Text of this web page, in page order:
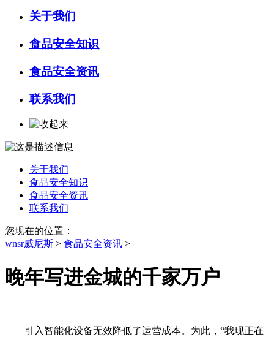
关于我们
食品安全知识
食品安全资讯
联系我们
关于我们
食品安全知识
食品安全资讯
联系我们
您现在的位置：
wnsr威尼斯 > 食品安全资讯 >
晚年写进金城的千家万户
引入智能化设备无效降低了运营成本。为此，“我现正在